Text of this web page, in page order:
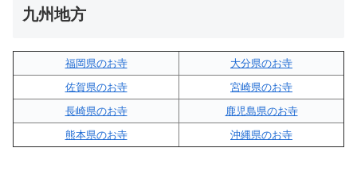
九州地方
福岡県のお寺
大分県のお寺
佐賀県のお寺
宮崎県のお寺
長崎県のお寺
鹿児島県のお寺
熊本県のお寺
沖縄県のお寺